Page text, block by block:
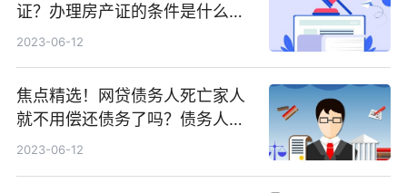
证？办理房产证的条件是什么？
天天动态
2023-06-12
焦点精选！网贷债务人死亡家人
就不用偿还债务了吗？债务人赖
账不还怎么办？
2023-06-12